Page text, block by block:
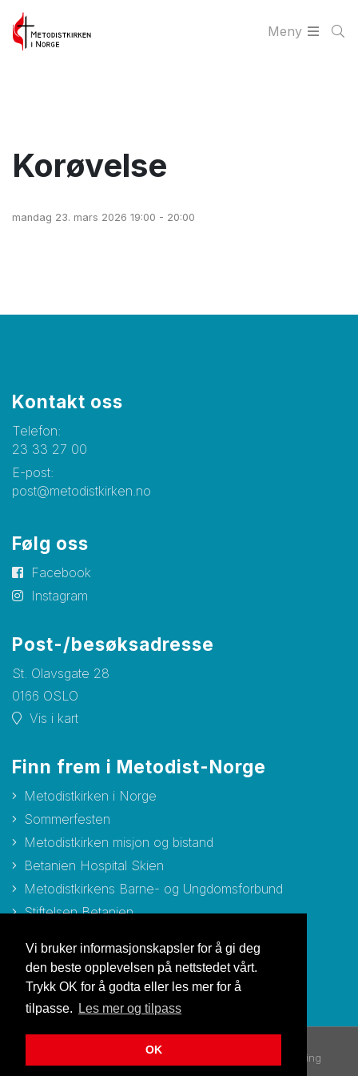
Vi bruker informasjonskapsler for å gi deg
den beste opplevelsen på nettstedet vårt.
Trykk OK for å godta eller les mer for å
tilpasse.
Les mer og tilpass
OK
Meny
Korøvelse
mandag 23. mars 2026 19:00 - 20:00
Kontakt oss
Telefon:
23 33 27 00
E-post:
post@metodistkirken.no
Følg oss
Facebook
Instagram
Post-/besøksadresse
St. Olavsgate 28
0166 OSLO
Vis i kart
Finn frem i Metodist-Norge
Metodistkirken i Norge
Sommerfesten
Metodistkirken misjon og bistand
Betanien Hospital Skien
Metodistkirkens Barne- og Ungdomsforbund
Stiftelsen Betanien
Personvernerklæring